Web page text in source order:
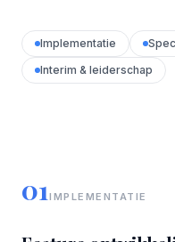
Implementatie
Interim & leiderschap
01IMPLEMENTATIE